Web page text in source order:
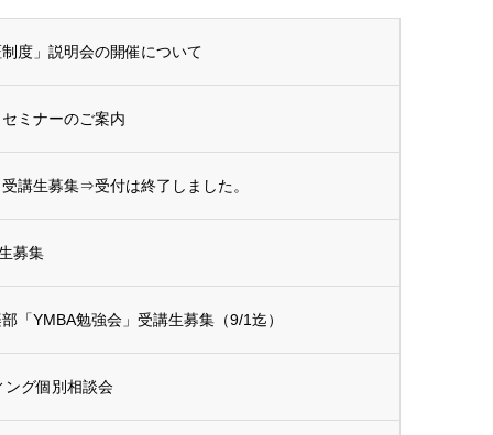
度」説明会の開催について
ミナーのご案内
生募集⇒受付は終了しました。
募集
「YMBA勉強会」受講生募集（9/1迄）
ング個別相談会